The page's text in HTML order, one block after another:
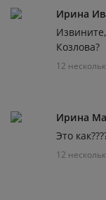
Ирина
Козлова?
12
Ирина
Это
12